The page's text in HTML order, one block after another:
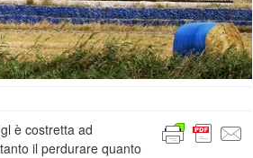
è costretta ad
il perdurare quanto